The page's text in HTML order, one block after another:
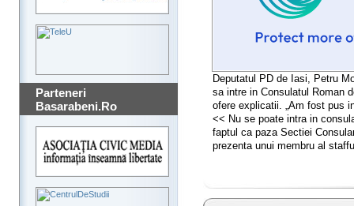
Parteneri
Basarabeni.Ro
Deputatul PD de Iasi, Petru
sa intre in Consulatul Roman
ofere explicatii. „Am fost pus
<< Nu se poate intra in
faptul ca paza Sectiei
prezenta unui membru al